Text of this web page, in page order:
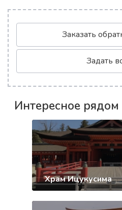
Заказать
Задать
Интересное рядом
Храм Ицукусима